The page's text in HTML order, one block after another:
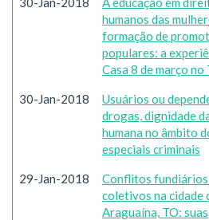
humanos das
formação de
populares: a
Casa 8 de março no
30-Jan-2018
Usuários ou
drogas, dignidade
humana no âmbito
especiais criminais
29-Jan-2018
Conflitos fundiários
coletivos na cidade
Araguaína, TO: suas